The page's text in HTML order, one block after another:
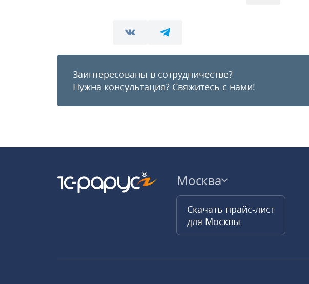
Заинтересованы в сотрудничестве?
Нужна консультация? Свяжитесь с нами!
Москва
Скачать прайс-лист
для Москвы